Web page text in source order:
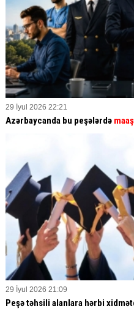
29 İyul 2026 22:21
Azərbaycanda bu peşələrdə
29 İyul 2026 21:09
Peşə təhsili alanlara hərbi